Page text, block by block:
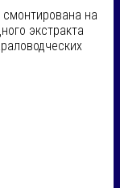
смонтирована на
экстракта